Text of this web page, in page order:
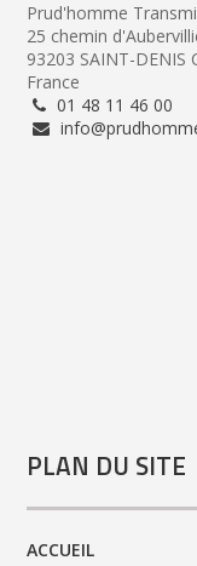
Prud'homme
25 chemin
93203 SAINT-DENIS
France
01 48 11 46 00
PLAN DU SITE
ACCUEIL